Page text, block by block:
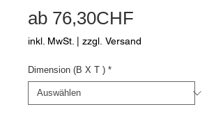
ab 76,30CHF
Preis
inkl. MwSt. zzgl. Versand
Dimension (B X T ) *